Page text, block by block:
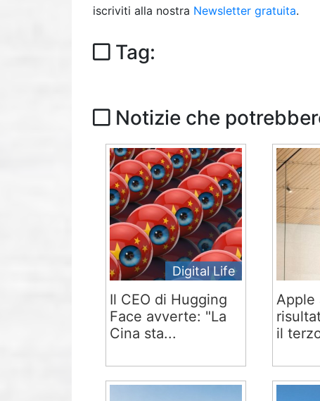
iscriviti alla nostra Newsletter gratuita.
Tag:
Notizie che
Digital Life
Il CEO di Hugging
Face avverte: "La
Cina sta...
Apple
il